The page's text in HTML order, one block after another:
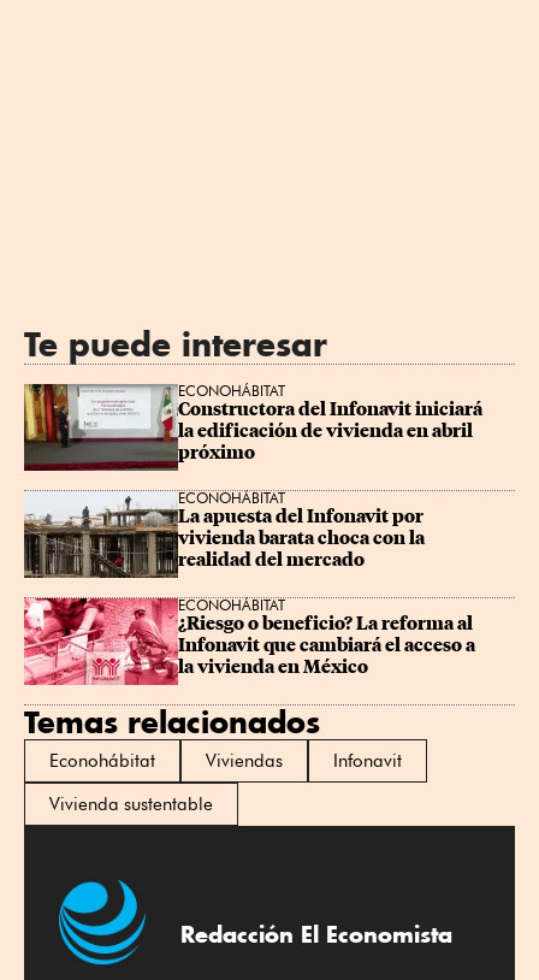
Te puede interesar
ECONOHÁBITAT
Constructora del Infonavit iniciará
la edificación de vivienda en abril
próximo
ECONOHÁBITAT
La apuesta del Infonavit por
vivienda barata choca con la
realidad del mercado
ECONOHÁBITAT
¿Riesgo o beneficio? La reforma al
Infonavit que cambiará el acceso a
la vivienda en México
Temas relacionados
Econohábitat Viviendas
Infonavit
Vivienda sustentable
Redacción El Economista